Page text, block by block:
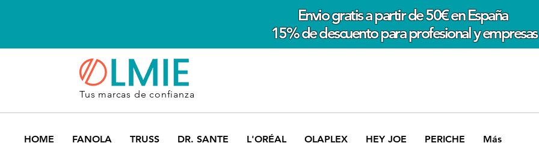
Envio gratis a partir de 50€ en España
15% de descuento para profesional y empresas
Tus marcas de confianza
HOME FANOLA TRUSS DR. SANTE L'ORÉAL OLAPLEX HEY JOE PERICHE Más